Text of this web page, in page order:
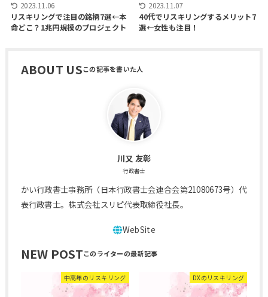
2023.11.06
リスキリングで注目の銘柄7選←本
命どこ？1兆円規模のプロジェクト
2023.11.07
40代でリスキリングするメリット7
選←女性も注目！
ABOUT US
川又 友彰
行政書士
かい行政書士事務所（日本行政書士会連合会第21080673号）代
表行政書士。株式会社スリピ代表取締役社長。
NEW POST
中高年のリスキリング DXのリスキリング